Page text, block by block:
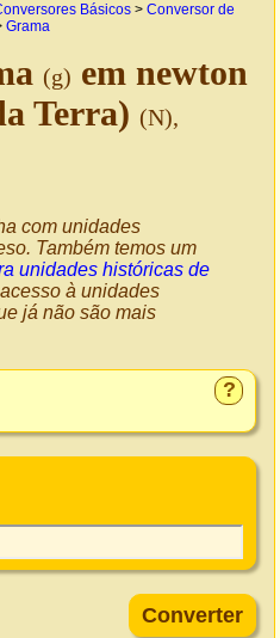
Básicos > Conversor de
Grama
(g) em newton
Terra) (N),
com unidades
Também temos um
unidades históricas de
à unidades
já não são mais
?